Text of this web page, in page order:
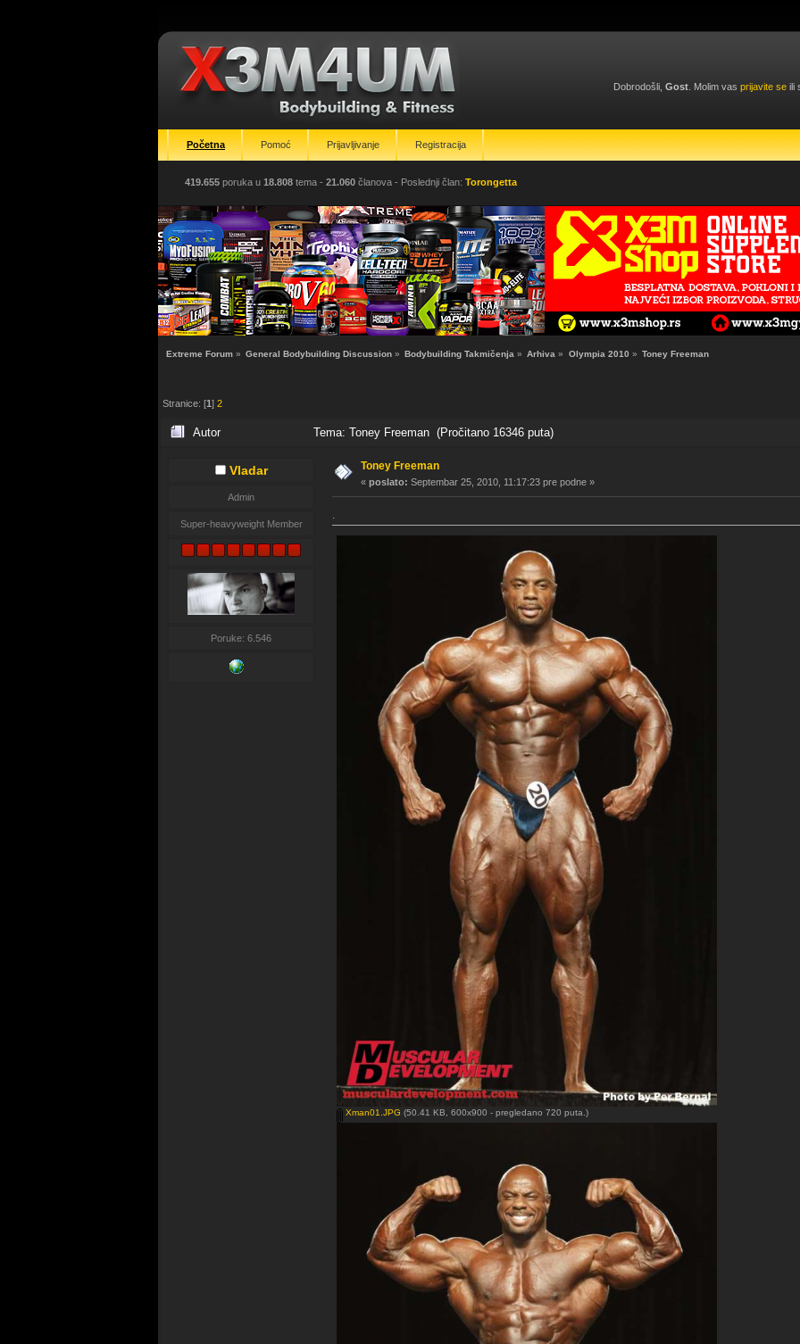
Dobrodošli, Gost . Molim vas prijavite se ili
Početna Pomoć Prijavljivanje Registracija
419.655 poruka u 18.808 tema - 21.060 članova - Poslednji član: Torongetta
Extreme Forum » General Bodybuilding Discussion » Bodybuilding Takmičenja » Arhiva » Olympia 2010 » Toney Freeman
Stranice: [1]2
Autor Tema: Toney Freeman (Pročitano 16346 puta)
Vladar
Admin
Super-heavyweight Member
Poruke: 6.546
Toney Freeman
« poslato: Septembar 25, 2010, 11:17:23 pre podne »
.
Xman01.JPG (50.41 KB, 600x900 - pregledano 720 puta.)